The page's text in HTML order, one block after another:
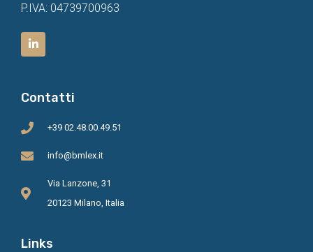
P.IVA: 04739700963
Contatti
+39 02.48.00.49.51
info@bmlex.it
Via Lanzone, 31
20123 Milano, Italia
Links